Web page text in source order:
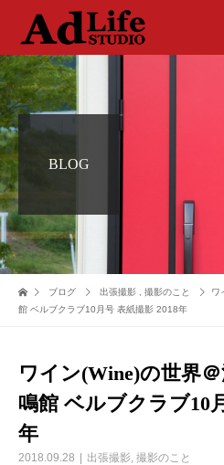
BLOG
ブログ 出張撮影 撮影のこと
ワ
館 ベルブクラブ10月号 表紙撮影 2018年
ワイン(Wine)の世界
鳴館 ベルブクラブ10
年
2018.09.28 出張撮影, 撮影のこと